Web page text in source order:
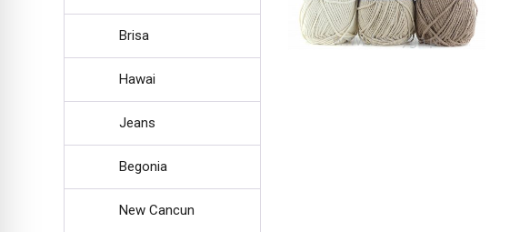
Brisa
Hawai
Jeans
Begonia
New Cancun